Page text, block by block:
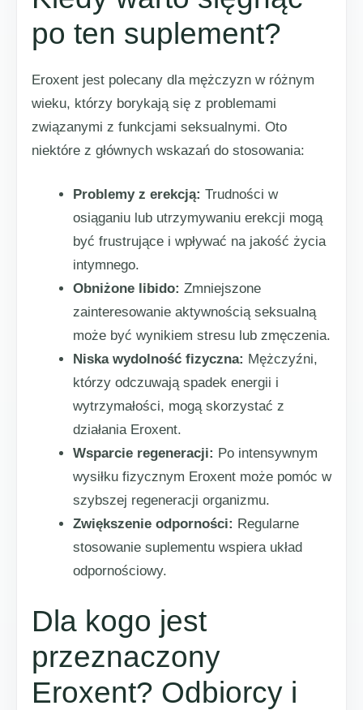
po ten suplement?
Eroxent jest polecany dla mężczyzn w różnym
wieku, którzy borykają się z problemami
związanymi z funkcjami seksualnymi. Oto
niektóre z głównych wskazań do stosowania:
Problemy z erekcją: Trudności w
osiąganiu lub utrzymywaniu erekcji mogą
być frustrujące i wpływać na jakość życia
intymnego.
Obniżone libido: Zmniejszone
zainteresowanie aktywnością seksualną
może być wynikiem stresu lub zmęczenia.
Niska wydolność fizyczna: Mężczyźni,
którzy odczuwają spadek energii i
wytrzymałości, mogą skorzystać z
działania Eroxent.
Wsparcie regeneracji: Po intensywnym
wysiłku fizycznym Eroxent może pomóc w
szybszej regeneracji organizmu.
Zwiększenie odporności: Regularne
stosowanie suplementu wspiera układ
odpornościowy.
Dla kogo jest
przeznaczony
Eroxent? Odbiorcy i